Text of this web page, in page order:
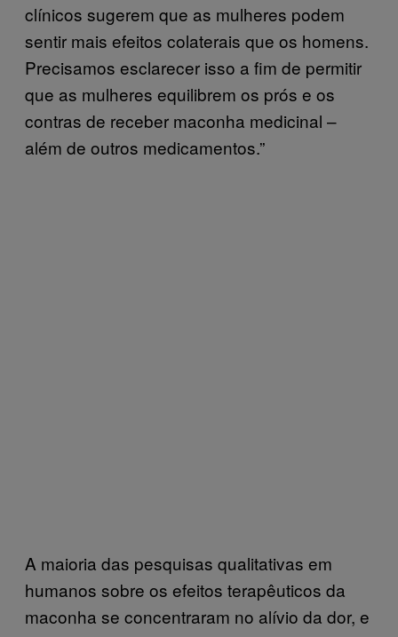
clínicos sugerem que as mulheres podem
sentir mais efeitos colaterais que os homens.
Precisamos esclarecer isso a fim de permitir
que as mulheres equilibrem os prós e os
contras de receber maconha medicinal –
além de outros medicamentos.”
A maioria das pesquisas qualitativas em
humanos sobre os efeitos terapêuticos da
maconha se concentraram no alívio da dor, e